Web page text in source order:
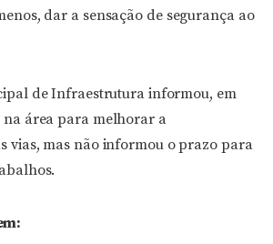
dar a sensação de segurança ao
de Infraestrutura informou, em
área para melhorar a
vias, mas não informou o prazo para